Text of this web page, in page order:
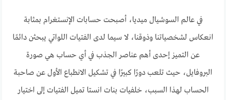
في عالم السوشيال ميديا، أصبحت حسابات الإنستغرام بمثابة
انعكاس لشخصياتنا وذوقنا، لا سيما لدى الفتيات اللواتي يبحثن دائمًا
عن التميز إحدى أهم عناصر الجذب في أي حساب هي صورة
البروفايل، حيث تلعب دورًا كبيرًا في تشكيل الانطباع الأول عن صاحبة
الحساب لهذا السبب، خلفيات بنات انستا تميل الفتيات إلى اختيار